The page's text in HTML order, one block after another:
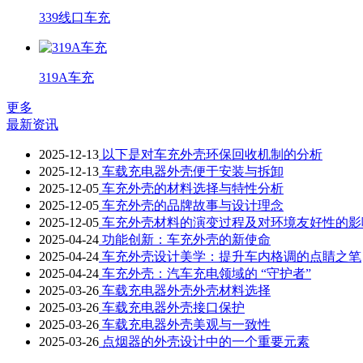
339线口车充
319A车充
更多
最新资讯
2025-12-13 以下是对车充外壳环保回收机制的分析
2025-12-13 车载充电器外壳便于安装与拆卸
2025-12-05 车充外壳的材料选择与特性分析
2025-12-05 车充外壳的品牌故事与设计理念
2025-12-05 车充外壳材料的演变过程及对环境友好性的
2025-04-24 功能创新：车充外壳的新使命
2025-04-24 车充外壳设计美学：提升车内格调的点睛之笔
2025-04-24 车充外壳：汽车充电领域的 “守护者”
2025-03-26 车载充电器外壳外壳材料选择
2025-03-26 车载充电器外壳接口保护
2025-03-26 车载充电器外壳美观与一致性
2025-03-26 点烟器的外壳设计中的一个重要元素